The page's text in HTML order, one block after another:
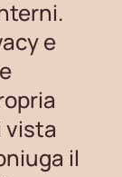
e
vista
il